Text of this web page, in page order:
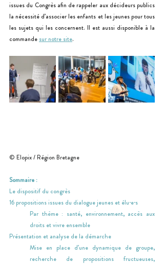
issues du Congrès afin de rappeler aux décideurs publics
la nécessité d’associer les enfants et les jeunes pour tous
les sujets qui les concernent. Il est aussi disponible à la
commande sur notre site.
© Elopix / Région Bretagne
Sommaire :
Le dispositif du congrès
16 propositions issues du dialogue jeunes et élu·e·s
Par thème : santé, environnement, accès aux
droits et vivre ensemble
Présentation et analyse de la démarche
Mise en place d’une dynamique de groupe,
recherche de propositions fructueuses,